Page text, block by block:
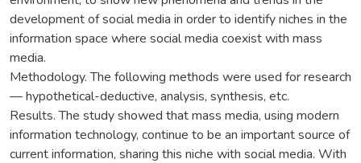
development of social media in order to identify niches in the
information space where social media coexist with mass
media.
Methodology. The following methods were used for research
— hypothetical-deductive, analysis, synthesis, etc.
Results. The study showed that mass media, using modern
information technology, continue to be an important source of
current information, sharing this niche with social media. With